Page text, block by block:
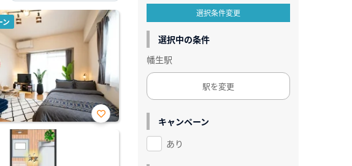
ン
お気
選択条件変更
選択中の条件
幡生駅
駅を変更
キャンペーン
あり